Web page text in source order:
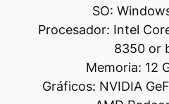
SO:
Procesador: Intel
8350 or
Memoria: 12
Gráficos: NVIDIA